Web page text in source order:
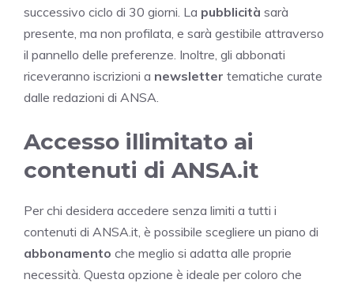
successivo ciclo di 30 giorni. La pubblicità sarà
presente, ma non profilata, e sarà gestibile attraverso
il pannello delle preferenze. Inoltre, gli abbonati
riceveranno iscrizioni a newsletter tematiche curate
dalle redazioni di ANSA.
Accesso illimitato ai
contenuti di ANSA.it
Per chi desidera accedere senza limiti a tutti i
contenuti di ANSA.it, è possibile scegliere un piano di
abbonamento che meglio si adatta alle proprie
necessità. Questa opzione è ideale per coloro che